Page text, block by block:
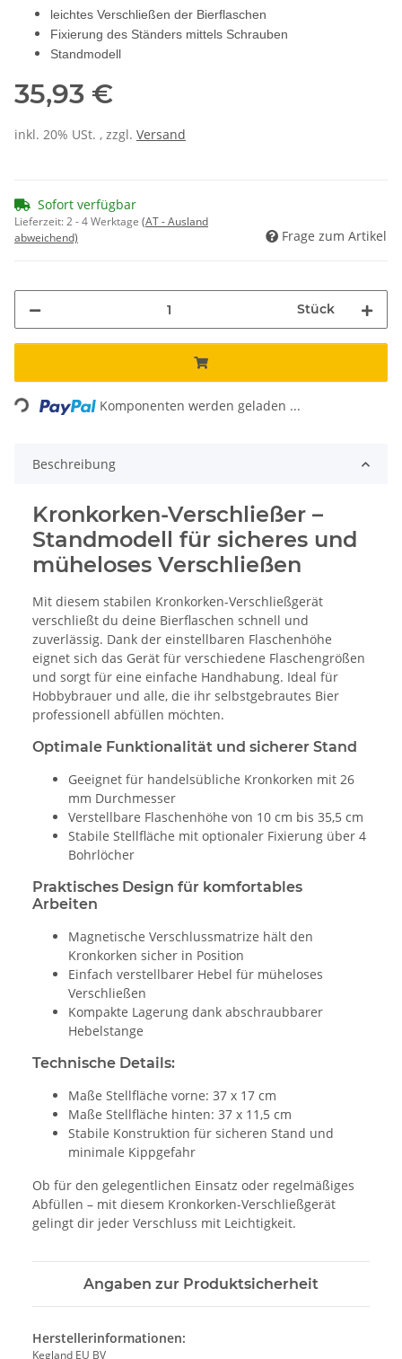
leichtes Verschließen der Bierflaschen
Fixierung des Ständers mittels Schrauben
Standmodell
35,93 €
inkl. 20% USt. , zzgl. Versand
Sofort verfügbar
Lieferzeit:2 - 4 Werktage (AT - Ausland
abweichend)
Frage zum Artikel
Stück
Loading... Komponenten werden geladen ...
Beschreibung
Kronkorken-Verschließer –
Standmodell für sicheres und
müheloses Verschließen
Mit diesem stabilen Kronkorken-Verschließgerät
verschließt du deine Bierflaschen schnell und
zuverlässig. Dank der einstellbaren Flaschenhöhe
eignet sich das Gerät für verschiedene Flaschengrößen
und sorgt für eine einfache Handhabung. Ideal für
Hobbybrauer und alle, die ihr selbstgebrautes Bier
professionell abfüllen möchten.
Optimale Funktionalität und sicherer Stand
Geeignet für handelsübliche Kronkorken mit 26
mm Durchmesser
Verstellbare Flaschenhöhe von 10 cm bis 35,5 cm
Stabile Stellfläche mit optionaler Fixierung über 4
Bohrlöcher
Praktisches Design für komfortables
Arbeiten
Magnetische Verschlussmatrize hält den
Kronkorken sicher in Position
Einfach verstellbarer Hebel für müheloses
Verschließen
Kompakte Lagerung dank abschraubbarer
Hebelstange
Technische Details:
Maße Stellfläche vorne: 37 x 17 cm
Maße Stellfläche hinten: 37 x 11,5 cm
Stabile Konstruktion für sicheren Stand und
minimale Kippgefahr
Ob für den gelegentlichen Einsatz oder regelmäßiges
Abfüllen – mit diesem Kronkorken-Verschließgerät
gelingt dir jeder Verschluss mit Leichtigkeit.
Angaben zur Produktsicherheit
Herstellerinformationen:
Kegland EU BV